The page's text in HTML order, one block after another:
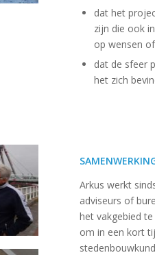
dat het
zijn die ook
op wensen
dat de sfeer
het zich
Arkus werkt
adviseurs of
het vakgebied
om in een kort